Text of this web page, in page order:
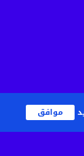
موافق